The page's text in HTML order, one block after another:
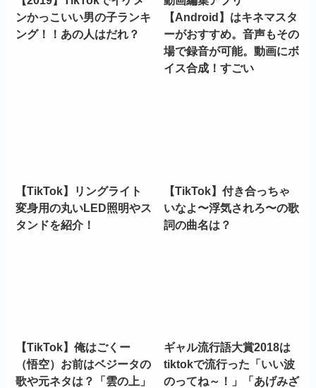
ンかっこいい男の子ランキ
ング！！あの人はだれ？
【Android】はキネマスタ
ーがおすすめ。音声もその
場で録音が可能。動画にボ
イス合成！すごい
【TikTok】リングライト
変身用の丸いLED照明やス
タンドを紹介！
【TikTok】付き合っちゃ
いなよ〜浮気されろ〜の歌
詞の曲名は？
【TikTok】俺はごくー
（悟空）お前はベジータの
歌や元ネタは？「雲の上」
ギャル流行語大賞2018は
tiktokで流行った「いい波
のってね～！」「あげみざ